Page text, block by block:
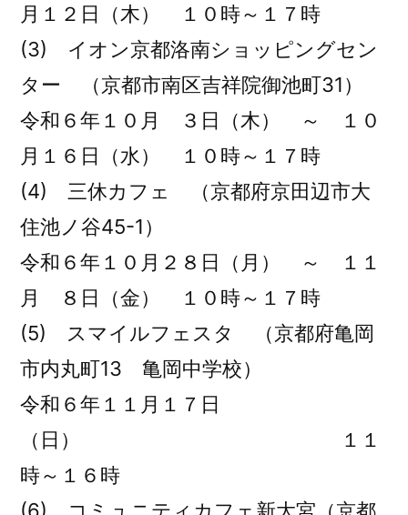
月１２日（木） １０時～１７時
(3) イオン京都洛南ショッピングセン
ター （京都市南区吉祥院御池町31）
令和６年１０月 ３日（木） ～ １０
月１６日（水） １０時～１７時
(4) 三休カフェ （京都府京田辺市大
住池ノ谷45-1）
令和６年１０月２８日（月） ～ １１
月 ８日（金） １０時～１７時
(5) スマイルフェスタ （京都府亀岡
市内丸町13 亀岡中学校）
令和６年１１月１７日
（日） １１
時～１６時
(6) コミュニティカフェ新大宮（京都